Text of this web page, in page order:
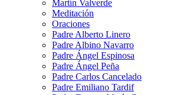
Martín Valverde
Meditación
Oraciones
Padre Alberto Linero
Padre Albino Navarro
Padre Ángel Espinosa
Padre Ángel Peña
Padre Carlos Cancelado
Padre Emiliano Tardif